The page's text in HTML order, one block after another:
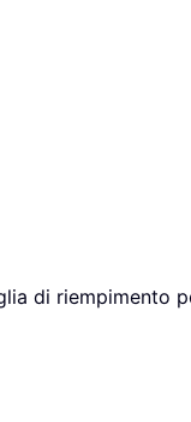
di riempimento